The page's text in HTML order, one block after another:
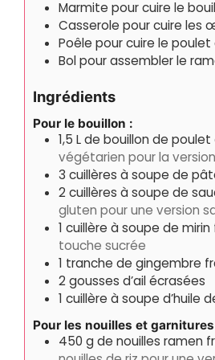
Marmite pour cuire le
Casserole pour cuire les
Poêle pour cuire le
Bol pour assembler le
Ingrédients
Pour le bouillon :
1,5 Lde bouillon de poulet
végétarien pour la
3 cuillères à soupe de
2 cuillères à soupe de
gluten pour une version
1 cuillère à soupe de mirin
touche sucrée
1 tranche de gingembre
2 gousses d’ail écrasées
1 cuillère à soupe d’huile
Pour les nouilles et
450 g de nouilles ramen